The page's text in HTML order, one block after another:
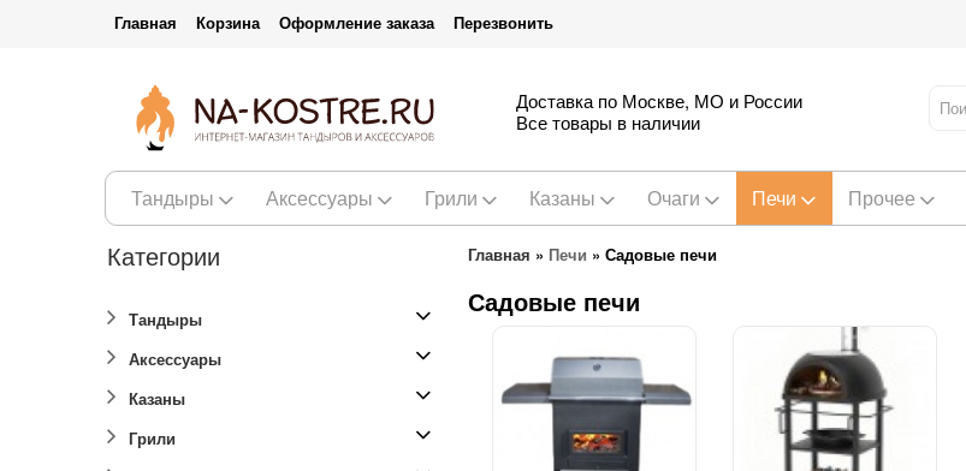
Главная Корзина Оформление заказа Перезвонить
Доставка по Москве, МО и России
Все товары в наличии
Тандыры Аксессуары Грили Казаны Очаги Печи Прочее
Категории
Тандыры
Аксессуары
Казаны
Грили
Главная » Печи » Садовые печи
Садовые печи